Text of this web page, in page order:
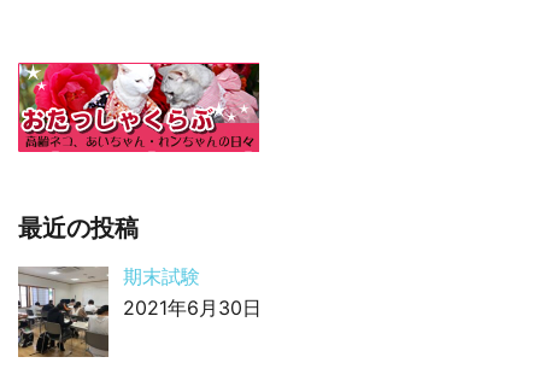
最近の投稿
期末試験
2021年6月30日